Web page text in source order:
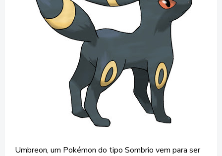
Umbreon, um Pokémon do tipo Sombrio vem para ser